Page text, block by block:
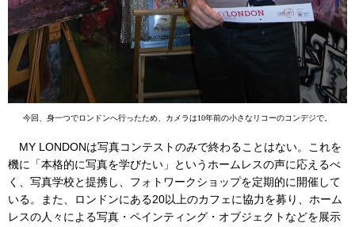
今回、身一つでロンドンへ行ったため、カメラは10年前の小さなリコーのコンデジで。
MY LONDONは写真コンテストのみで終わることはない。これを
機に「本格的に写真を学びたい」というホームレスの声に応えるべ
く、写真学校と提携し、フォトワークショップを定期的に開催して
いる。また、ロンドンにある20以上のカフェに協力を募り、ホーム
レスの人々による写真・ペインティング・オブジェクトなどを展示